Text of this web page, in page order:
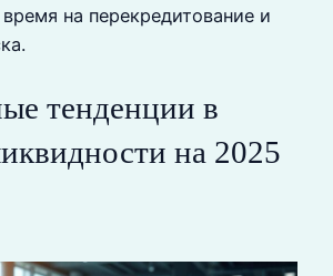
на перекредитование и
тенденции в
на 2025